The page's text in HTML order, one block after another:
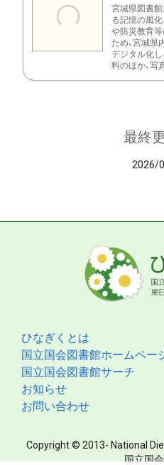
宮城県図書
る記憶の風化
や防災教育
ため、宮城県
デジタル化し
料のほか、写
最終
2026/
ひなぎくとは
国立国会図書館ホームペー
国立国会図書館サーチ
お知らせ
お問い合わせ
Copyright © 2013- National